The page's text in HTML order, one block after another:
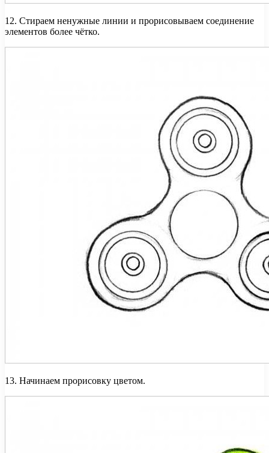
12. Стираем ненужные линии и прорисовываем соединение
элементов более чётко.
13. Начинаем прорисовку цветом.